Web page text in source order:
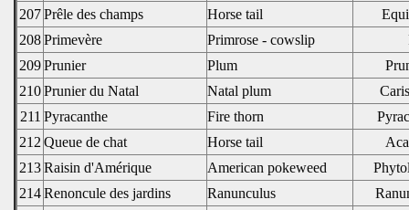
207Prêle des champs Horse tail
208Primevère Primrose - cowslip
209Prunier Plum
210Prunier du Natal Natal plum
211 Pyracanthe Fire thorn
212 Queue de chat Horse tail
213Raisin d'Amérique American pokeweed
214Renoncule des jardins Ranunculus